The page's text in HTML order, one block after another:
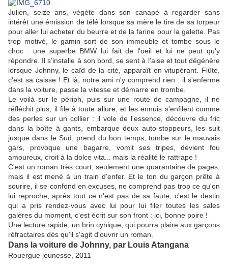
Julien, seize ans, végète dans son canapé à regarder sans
intérêt une émission de télé lorsque sa mère le tire de sa torpeur
pour aller lui acheter du beurre et de la farine pour la galette. Pas
trop motivé, le gamin sort de son immeuble et tombe sous le
choc : une superbe BMW lui fait de l'oeil et lui ne peut qu'y
répondre. Il s'installe à son bord, se sent à l'aise et tout dégénère
lorsque Johnny, le caïd de la cité, apparaît en vitupérant. Flûte,
c'est sa caisse ! Et là, notre ami n'y comprend rien : il s'enferme
dans la voiture, passe la vitesse et démarre en trombe.
Le voilà sur le périph, puis sur une route de campagne, il ne
réfléchit plus, il file à toute allure, et les ennuis s'enfilent comme
des perles sur un collier : il vole de l'essence, découvre du fric
dans la boîte à gants, embarque deux auto-stoppeurs, les suit
jusque dans le Sud, prend du bon temps, tombe sur le mauvais
gars, provoque une bagarre, vomit ses tripes, devient fou
amoureux, croit à la dolce vita... mais la réalité le rattrape !
C'est un roman très court, seulement une quarantaine de pages,
mais il est mené à un train d'enfer. Et le ton du garçon prête à
sourire, il se confond en excuses, ne comprend pas trop ce qu'on
lui reproche, après tout ce n'est pas de sa faute, c'est le destin
qui a pris rendez-vous avec lui pour lui filer toutes les sales
galères du moment, c'est écrit sur son front : ici, bonne poire !
Une lecture rapide, un brin cynique, qui pourra plaire aux garçons
réfractaires dès qu'il s'agit d'ouvrir un roman.
Dans la voiture de Johnny, par Louis Atangana
Rouergue jeunesse, 2011